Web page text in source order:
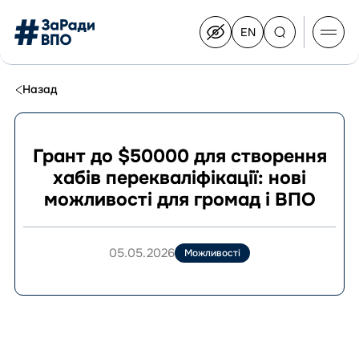
Switch
English
EN
Про Конгрес
Склад Конгресу
Назад
Грант до $50000 для створення
хабів перекваліфікації: нові
можливості для громад і ВПО
05.05.2026 Можливості